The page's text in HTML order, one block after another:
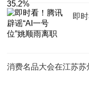
即
消费名品大会在江苏苏